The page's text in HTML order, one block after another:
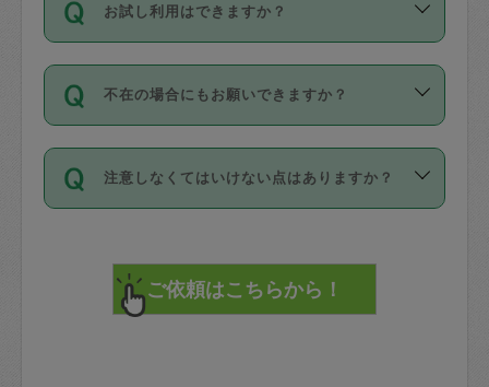
ールに記載していますので、各自の得意
を依頼してください。
※テストセンターの講評は１件目のレビュ
参考
【詳細】タスカジさんの登録に際
す。
写真を撮り、
詳細FAQ：
損害賠償保険について教えて
タスカジさんへ「募集」をかけることが
可能です。
す。
1. 直前キャンセル（定期、スポット契約
共通）
72時間を超える※と、以下のキャンセル
料が発生します。
直前キャンセル料：
72時間前〜24時間前＝依頼料金の50%
お試し利用はできますか？
「お試し利用」というメニューはありま
せんが、「一回のみ」依頼を活用するこ
とによって、気に入ったタスカジさんを
まず、条件の合う気になるタスカジさ
みてください。
その後、一番気に入ったタスカジさんに
不在の場合にもお願いできますか？
不在の場合の作業はタスカジさんの同意
が必要です。数回の依頼ののち、タスカ
ジさんと依頼者の間で十分な信頼関係が
てください。
不在時に部屋に入るためにタスカジさん
注意しなくてはいけない点はありますか？
で、必ず鍵のかかるロッカーや金庫に入
れて依頼者の責任の元管理するよう心掛
けてください。